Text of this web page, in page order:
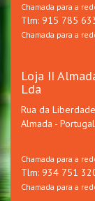
Chamada para a
Tlm: 915 785
Chamada para a
Loja II
Lda
Rua da
Almada - Portugal
Chamada para a
Tlm: 934 751
Chamada para a